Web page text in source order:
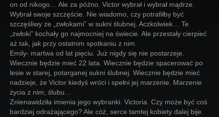
Więcej
Login
on od nikogo… Ale za późno. Victor wybrał i wybrał mądrze.
Wybrał swoje szczęście. Nie wiadomo, czy potrafiłby być
szczęśliwy ze „zwłokami” w sukni ślubnej. Aczkolwiek… Te
„zwłoki” kochały go najmocniej na świecie. Ale przestały cierpieć
aż tak, jak przy ostatnim spotkaniu z nim.
Emily- martwa od lat pięciu. Już nigdy się nie postarzeje.
Wiecznie będzie mieć 22 lata. Wiecznie będzie spacerować po
lesie w starej, potarganej sukni ślubnej. Wiecznie będzie mieć
nadzieje, że Victor kiedyś wróci i spełni jej marzenie. Marzenie
życia z nim, ślubu…
Znienawidziła imienia jego wybranki. Victoria. Czy może być coś
bardziej odrażającego? Ale cóż, serce tamtej kobiety dalej bije.